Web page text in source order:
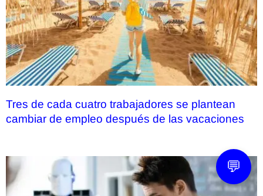
Tres de cada cuatro trabajadores se plantean
cambiar de empleo después de las vacaciones
💬